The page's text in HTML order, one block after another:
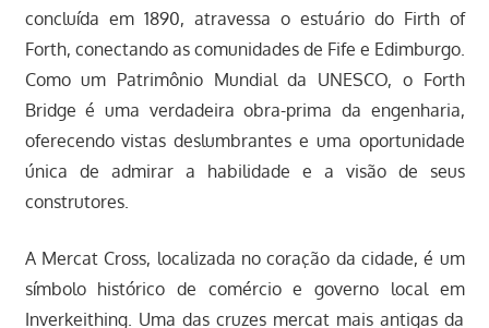
concluída em 1890, atravessa o estuário do Firth of
Forth, conectando as comunidades de Fife e Edimburgo.
Como um Patrimônio Mundial da UNESCO, o Forth
Bridge é uma verdadeira obra-prima da engenharia,
oferecendo vistas deslumbrantes e uma oportunidade
única de admirar a habilidade e a visão de seus
construtores.
A Mercat Cross, localizada no coração da cidade, é um
símbolo histórico de comércio e governo local em
Inverkeithing. Uma das cruzes mercat mais antigas da